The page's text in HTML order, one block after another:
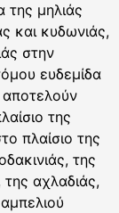
της μηλιάς
και κυδωνιάς,
στην
ευδεμίδα
αποτελούν
της
πλαίσιο της
της
της αχλαδιάς,